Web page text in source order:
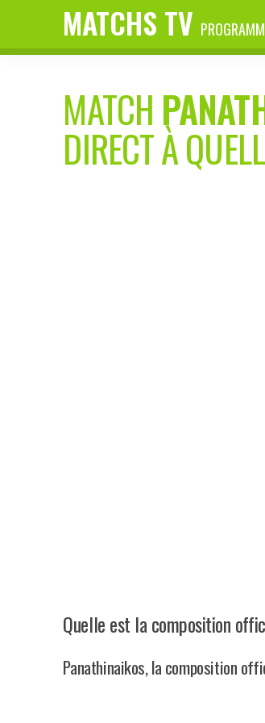
MATCHS TV
MATCH
DIRECT À
Quelle est la composition
Panathinaikos, la composition